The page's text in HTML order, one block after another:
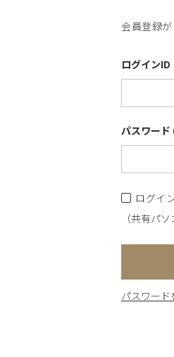
会員登録
ログインID
パスワード
ログイ
（共有パ
パスワード